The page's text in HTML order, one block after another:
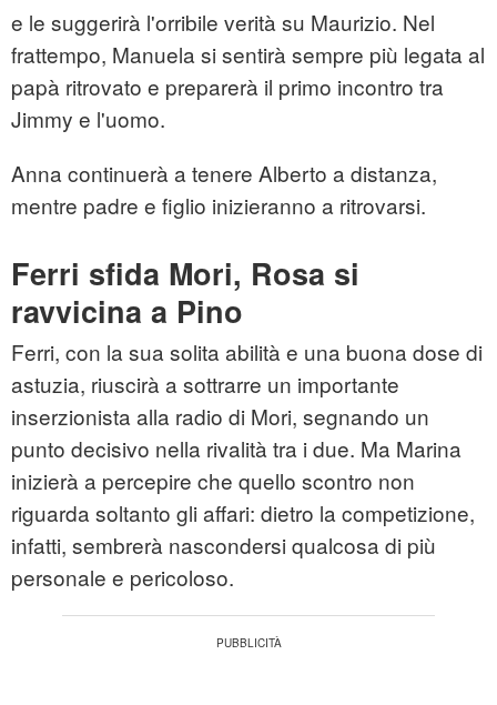
e le suggerirà l'orribile verità su Maurizio. Nel
frattempo, Manuela si sentirà sempre più legata al
papà ritrovato e preparerà il primo incontro tra
Jimmy e l'uomo.
Anna continuerà a tenere Alberto a distanza,
mentre padre e figlio inizieranno a ritrovarsi.
Ferri sfida Mori, Rosa si
ravvicina a Pino
Ferri, con la sua solita abilità e una buona dose di
astuzia, riuscirà a sottrarre un importante
inserzionista alla radio di Mori, segnando un
punto decisivo nella rivalità tra i due. Ma Marina
inizierà a percepire che quello scontro non
riguarda soltanto gli affari: dietro la competizione,
infatti, sembrerà nascondersi qualcosa di più
personale e pericoloso.